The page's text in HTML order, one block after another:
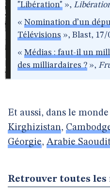
"Libération" »,
« Nomination d’un
Télévisions », Blast, 17/
« Médias : faut-il un
des milliardaires ? »,
Et aussi, dans le monde
Kirghizistan,
Géorgie, Arabie
Retrouver toutes les